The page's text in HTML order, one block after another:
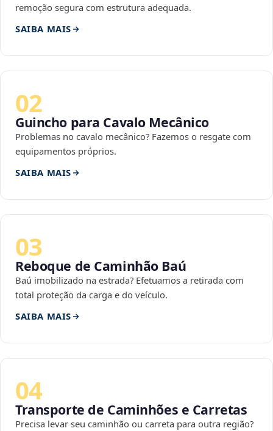
remoção segura com estrutura adequada.
SAIBA MAIS
02
Guincho para Cavalo Mecânico
Problemas no cavalo mecânico? Fazemos o resgate com
equipamentos próprios.
SAIBA MAIS
03
Reboque de Caminhão Baú
Baú imobilizado na estrada? Efetuamos a retirada com
total proteção da carga e do veículo.
SAIBA MAIS
04
Transporte de Caminhões e Carretas
Precisa levar seu caminhão ou carreta para outra região?